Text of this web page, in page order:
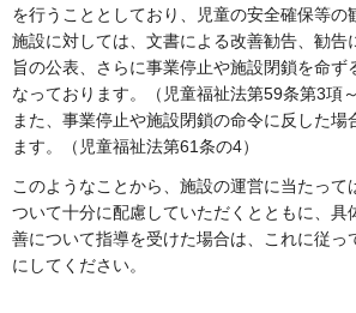
を行うこととしており、児童の安全確保等の
施設に対しては、文書による改善勧告、勧告
旨の公表、さらに事業停止や施設閉鎖を命ず
なっております。（児童福祉法第59条第3項～
また、事業停止や施設閉鎖の命令に反した場
ます。（児童福祉法第61条の4）
このようなことから、施設の運営に当たって
ついて十分に配慮していただくとともに、具
善について指導を受けた場合は、これに従っ
にしてください。